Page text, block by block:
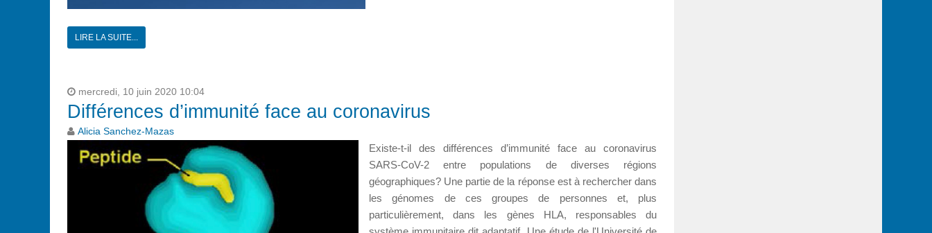
LIRE LA SUITE...
mercredi, 10 juin 2020 10:04
Différences d’immunité face au coronavirus
Alicia Sanchez-Mazas
Existe-t-il des différences d’immunité face au coronavirus
SARS-CoV-2 entre populations de diverses régions
géographiques? Une partie de la réponse est à rechercher dans
les génomes de ces groupes de personnes et, plus
particulièrement, dans les gènes HLA, responsables du